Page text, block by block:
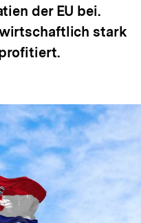
der EU bei.
stark